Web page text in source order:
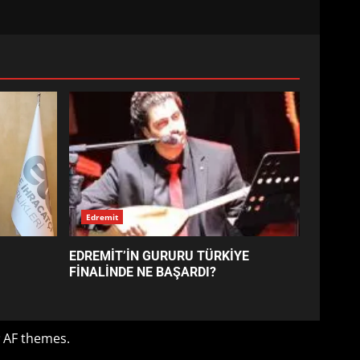
Edremit
EDREMİT’İN GURURU TÜRKİYE
FİNALİNDE NE BAŞARDI?
AF themes.